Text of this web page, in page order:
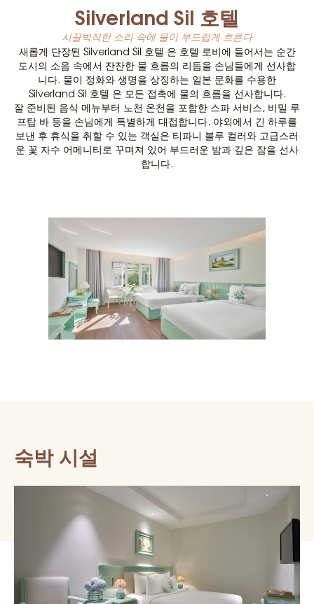
Silverland Sil 호텔
시끌벅적한 소리 속에 물이 부드럽게 흐른다
새롭게 단장된 Silverland Sil 호텔 은 호텔 로비에 들어서는 순간
도시의 소음 속에서 잔잔한 물 흐름의 리듬을 손님들에게 선사합
니다. 물이 정화와 생명을 상징하는 일본 문화를 수용한
Silverland Sil 호텔 은 모든 접촉에 물의 흐름을 선사합니다.
잘 준비된 음식 메뉴부터 노천 온천을 포함한 스파 서비스, 비밀 루
프탑 바 등을 손님에게 특별하게 대접합니다. 야외에서 긴 하루를
보낸 후 휴식을 취할 수 있는 객실은 티파니 블루 컬러와 고급스러
운 꽃 자수 어메니티로 꾸며져 있어 부드러운 밤과 깊은 잠을 선사
합니다.
숙박 시설